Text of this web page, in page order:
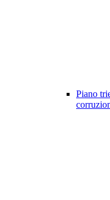
Piano